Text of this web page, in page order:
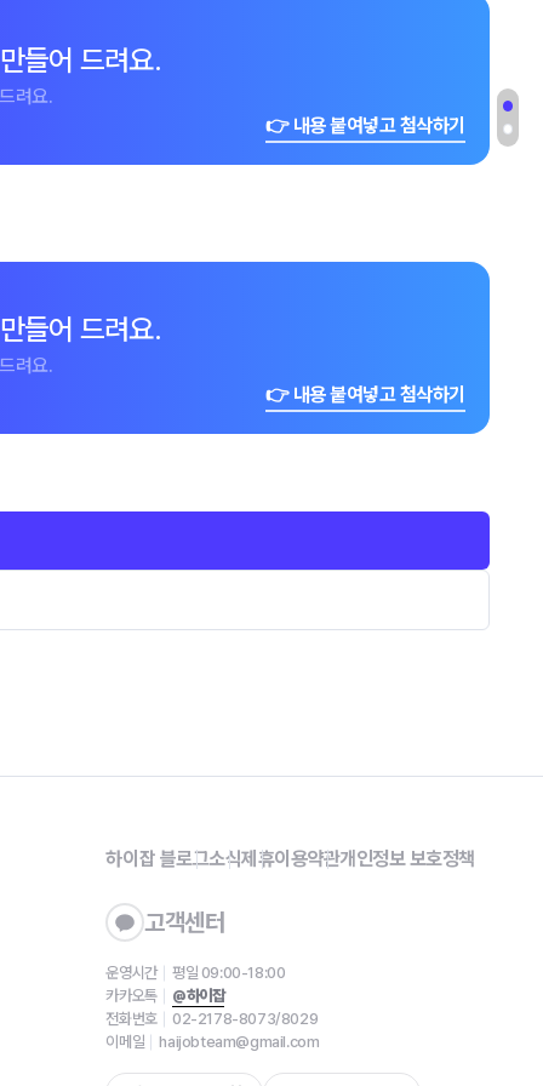
들어 드려요.
려요.
👉 내용 붙여넣고 첨삭하기
들어 드려요.
려요.
👉 내용 붙여넣고 첨삭하기
하이잡 블로그소식제휴이용약관개인정보 보호정책
고객센터
운영시간
평일 09:00-18:00
카카오톡
@하이잡
전화번호
02-2178-8073/8029
이메일
haijobteam@gmail.com